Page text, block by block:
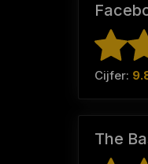
Cijfer:
The